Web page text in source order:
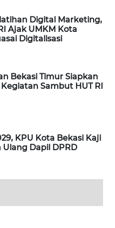
Digital Marketing,
Ajak UMKM Kota
Digitalisasi
Bekasi Timur Siapkan
Sambut HUT RI
KPU Kota Bekasi Kaji
Ulang Dapil DPRD